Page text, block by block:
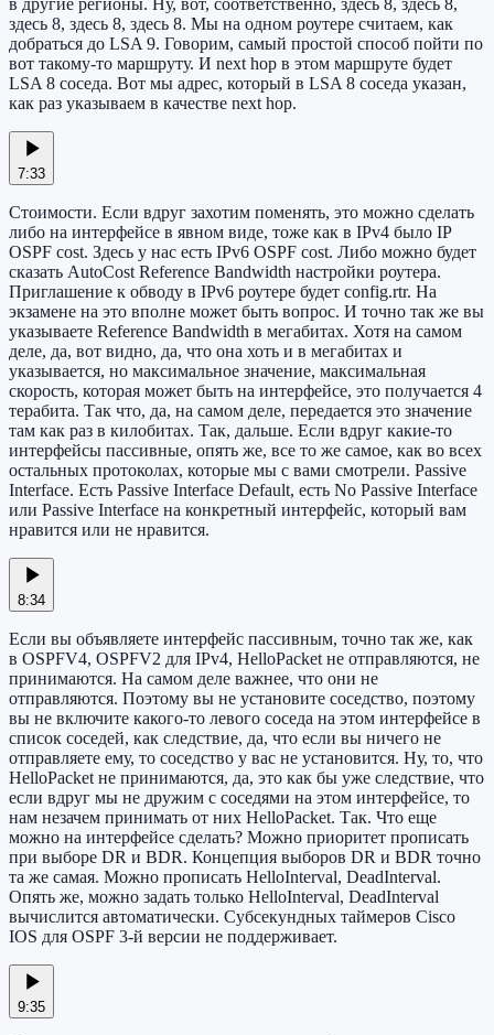
в другие регионы. Ну, вот, соответственно, здесь 8, здесь 8,
здесь 8, здесь 8, здесь 8. Мы на одном роутере считаем, как
добраться до LSA 9. Говорим, самый простой способ пойти по
вот такому-то маршруту. И next hop в этом маршруте будет
LSA 8 соседа. Вот мы адрес, который в LSA 8 соседа указан,
как раз указываем в качестве next hop.
7:33
Стоимости. Если вдруг захотим поменять, это можно сделать
либо на интерфейсе в явном виде, тоже как в IPv4 было IP
OSPF cost. Здесь у нас есть IPv6 OSPF cost. Либо можно будет
сказать AutoCost Reference Bandwidth настройки роутера.
Приглашение к обводу в IPv6 роутере будет config.rtr. На
экзамене на это вполне может быть вопрос. И точно так же вы
указываете Reference Bandwidth в мегабитах. Хотя на самом
деле, да, вот видно, да, что она хоть и в мегабитах и
указывается, но максимальное значение, максимальная
скорость, которая может быть на интерфейсе, это получается 4
терабита. Так что, да, на самом деле, передается это значение
там как раз в килобитах. Так, дальше. Если вдруг какие-то
интерфейсы пассивные, опять же, все то же самое, как во всех
остальных протоколах, которые мы с вами смотрели. Passive
Interface. Есть Passive Interface Default, есть No Passive Interface
или Passive Interface на конкретный интерфейс, который вам
нравится или не нравится.
8:34
Если вы объявляете интерфейс пассивным, точно так же, как
в OSPFV4, OSPFV2 для IPv4, HelloPacket не отправляются, не
принимаются. На самом деле важнее, что они не
отправляются. Поэтому вы не установите соседство, поэтому
вы не включите какого-то левого соседа на этом интерфейсе в
список соседей, как следствие, да, что если вы ничего не
отправляете ему, то соседство у вас не установится. Ну, то, что
HelloPacket не принимаются, да, это как бы уже следствие, что
если вдруг мы не дружим с соседями на этом интерфейсе, то
нам незачем принимать от них HelloPacket. Так. Что еще
можно на интерфейсе сделать? Можно приоритет прописать
при выборе DR и BDR. Концепция выборов DR и BDR точно
та же самая. Можно прописать HelloInterval, DeadInterval.
Опять же, можно задать только HelloInterval, DeadInterval
вычислится автоматически. Субсекундных таймеров Cisco
IOS для OSPF 3-й версии не поддерживает.
9:35